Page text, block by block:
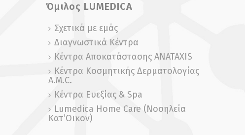
Όμιλος LUMEDICA
Σχετικά με εμάς
Διαγνωστικά Κέντρα
Κέντρα Αποκατάστασης ANATAXIS
Κέντρα Κοσμητικής Δερματολογίας
A.M.C.
Κέντρα Ευεξίας & Spa
Lumedica Home Care (Νοσηλεία
Κατ’Οικον)